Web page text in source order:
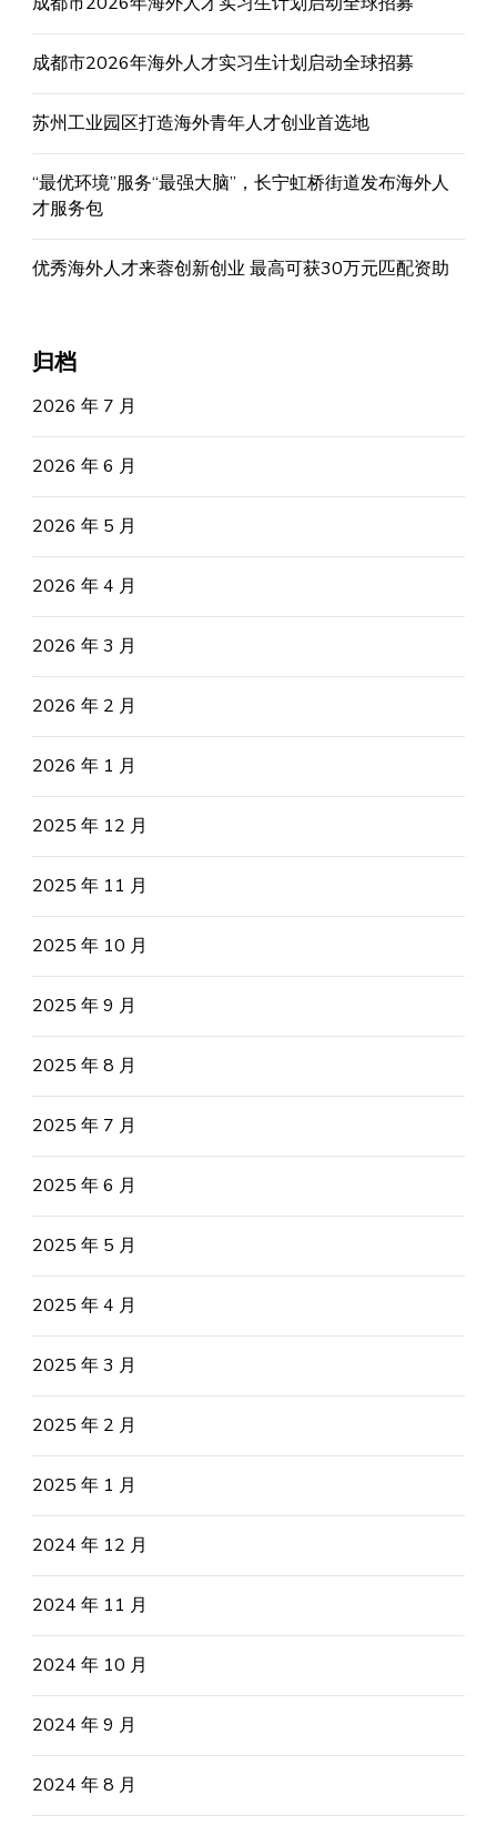
成都市2026年海外人才实习生计划启动全球招募
苏州工业园区打造海外青年人才创业首选地
“最优环境”服务“最强大脑”，长宁虹桥街道发布海外人
才服务包
优秀海外人才来蓉创新创业 最高可获30万元匹配资助
归档
2026 年 7 月
2026 年 6 月
2026 年 5 月
2026 年 4 月
2026 年 3 月
2026 年 2 月
2026 年 1 月
2025 年 12 月
2025 年 11 月
2025 年 10 月
2025 年 9 月
2025 年 8 月
2025 年 7 月
2025 年 6 月
2025 年 5 月
2025 年 4 月
2025 年 3 月
2025 年 2 月
2025 年 1 月
2024 年 12 月
2024 年 11 月
2024 年 10 月
2024 年 9 月
2024 年 8 月